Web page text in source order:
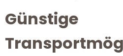
Günstige